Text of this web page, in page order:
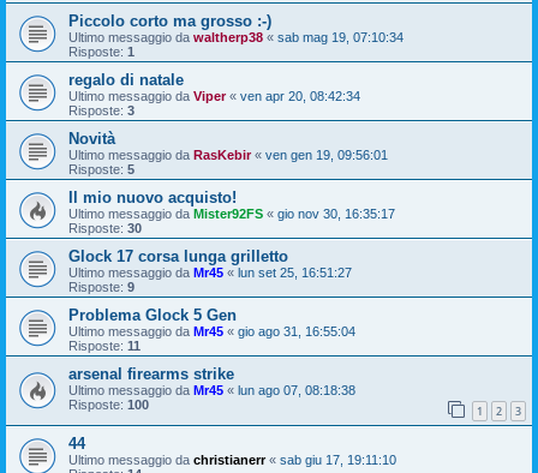
Piccolo corto ma grosso :-)
Ultimo messaggio da waltherp38 « sab mag 19, 07:10:34
Risposte: 1
regalo di natale
Ultimo messaggio da Viper« ven apr 20, 08:42:34
Risposte: 3
Novità
Ultimo messaggio da RasKebir« ven gen 19, 09:56:01
Risposte: 5
Il mio nuovo acquisto!
Ultimo messaggio da Mister92FS « gio nov 30, 16:35:17
Risposte: 30
Glock 17 corsa lunga grilletto
Ultimo messaggio da Mr45 « lun set 25, 16:51:27
Risposte: 9
Problema Glock 5 Gen
Ultimo messaggio da Mr45 « gio ago 31, 16:55:04
Risposte: 11
arsenal firearms strike
Ultimo messaggio da Mr45 « lun ago 07, 08:18:38
Risposte: 100 1 2 3
44
Ultimo messaggio da christianerr« sab giu 17, 19:11:10